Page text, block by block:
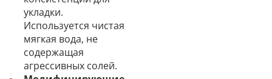
укладки.
Используется чистая
мягкая вода, не
содержащая
агрессивных солей.